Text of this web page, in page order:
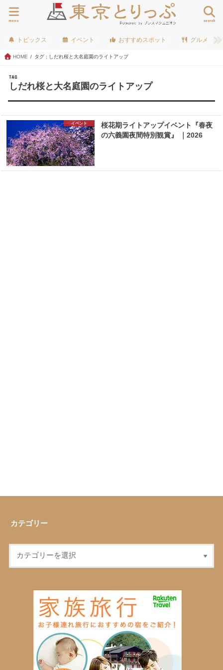
search
menu
トピックス イベント おすすめスポット グルメ
HOME タグ : しだれ桜と大名庭園のライトアップ
TAG
しだれ桜と大名庭園のライトアップ
イベント
桜花期ライトアップイベント『春夜
の六義園夜間特別観賞』 ｜2026
カテゴリー